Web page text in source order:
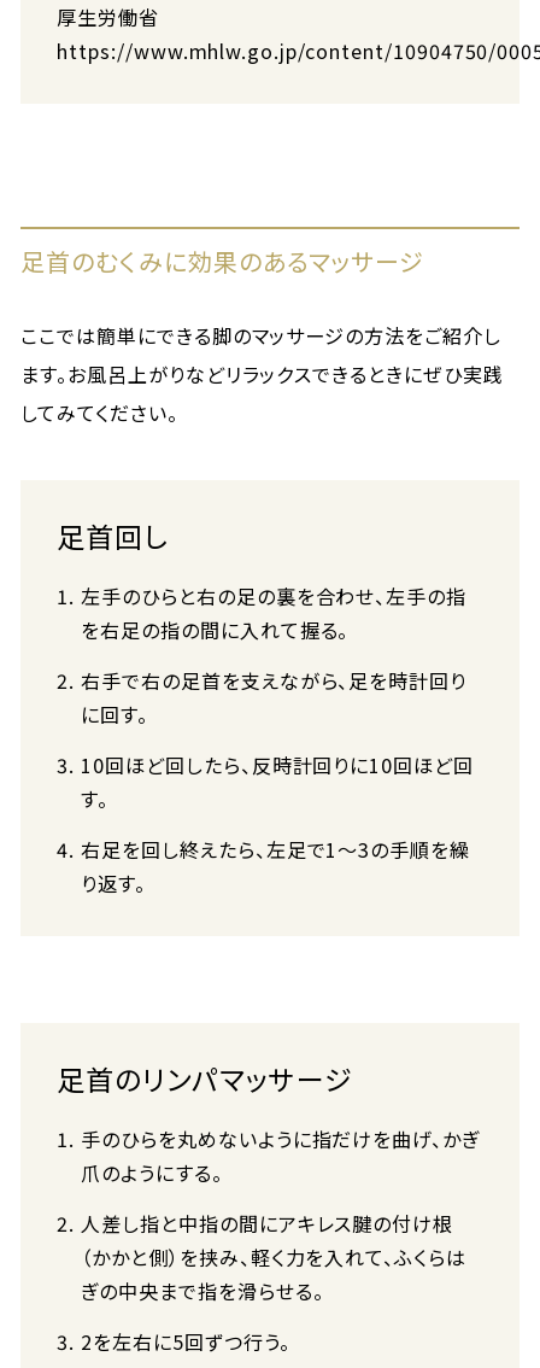
厚生労働省
https://www.mhlw.go.jp/content/10904750/
足首のむくみに効果のあるマッサージ
ここでは簡単にできる脚のマッサージの方法をご紹介し
ます。お風呂上がりなどリラックスできるときにぜひ実践
してみてください。
足首回し
左手のひらと右の足の裏を合わせ、左手の指
を右足の指の間に入れて握る。
右手で右の足首を支えながら、足を時計回り
に回す。
10回ほど回したら、反時計回りに10回ほど回
す。
右足を回し終えたら、左足で1～3の手順を繰
り返す。
足首のリンパマッサージ
手のひらを丸めないように指だけを曲げ、かぎ
爪のようにする。
人差し指と中指の間にアキレス腱の付け根
（かかと側）を挟み、軽く力を入れて、ふくらは
ぎの中央まで指を滑らせる。
2を左右に5回ずつ行う。